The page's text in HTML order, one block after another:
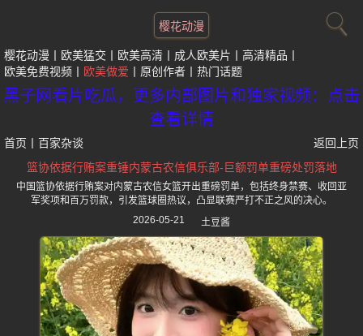
樱花动漫
樱花动漫 欧美猛交 欧美高清 成人欧美片
高清精品
欧美免费视频
欧美做爱 原创作者 热门话题
黑子网看片吃瓜，更多内部图片和独家视频：点击
查看详情
首页 百家杂谈
返回上页
篮协依据行贿案重锤内蒙古农信俱乐部-巨额罚单重磅处罚落地
中国篮协依据行贿案对内蒙古农信女篮开出重磅罚单，包括终身禁赛、收回亚
军奖项和百万罚款，引发篮球圈热议，凸显联赛严打不正之风的决心。
2026-05-21
土豆酱